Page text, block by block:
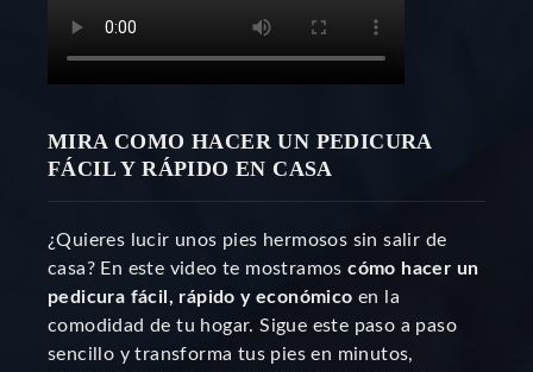
MIRA COMO HACER UN PEDICURA
FÁCIL Y RÁPIDO EN CASA
¿Quieres lucir unos pies hermosos sin salir de
casa? En este video te mostramoscómo hacer un
pedicura fácil, rápido y económico en la
comodidad de tu hogar. Sigue este paso a paso
sencillo y transforma tus pies en minutos,